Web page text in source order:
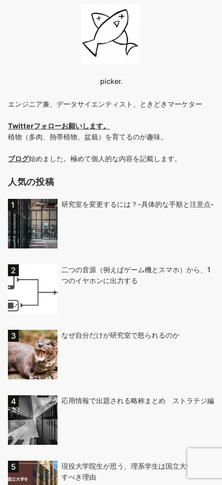
picker.
エンジニア兼、データサイエンティスト、ときどきマーケター
Twitterフォローお願いします。
植物（多肉、熱帯植物、盆栽）を育てるのが趣味。
ブログ始めました。極めて個人的な内容を記載します。
人気の投稿
研究室を変更するには？-具体的な手順と注意点-
二つの音源（例えばゲーム機とスマホ）から、1
つのイヤホンに出力する
なぜ自分だけが研究室で怒られるのか
応用情報で出題される略称まとめ ストラテジ編
現役大学院生が思う、理系学生は国立大学に進学
すべき理由